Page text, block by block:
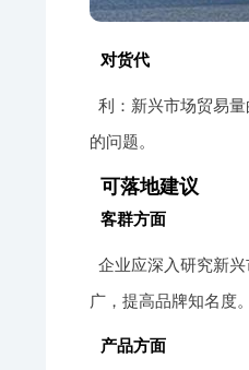
对货代
利：新兴市场贸易
的问题。
可落地建议
客群方面
企业应深入研究新
广，提高品牌知名度。
产品方面